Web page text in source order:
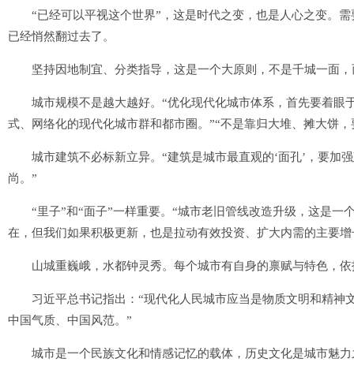
“已经可以平视这个世界”，这是时代之变，也是人心之变。需
已经悄然翻过去了。
坚持因地制宜、分类指导，这是一个大原则，不是千城一面，
城市规模不是越大越好。“优化现代化城市体系，首先要着眼
式、网络化的现代化城市群和都市圈。”“不是靠归大堆、摊大饼
城市建筑不必标新立异。“建筑是城市最直观的‘面孔’，要加
尚。”
“里子”和“面子”一样重要。“城市老旧管线改造升级，这是一
在，但我们如果积极更新，也是拉动有效投资、扩大内需的主要
山城重巍峨，水都钟灵秀。每个城市有自身的禀赋与特色，依
习近平总书记指出：“现代化人民城市应当是物质文明和精神
中国气质、中国风范。”
城市是一个民族文化和情感记忆的载体，历史文化是城市魅力